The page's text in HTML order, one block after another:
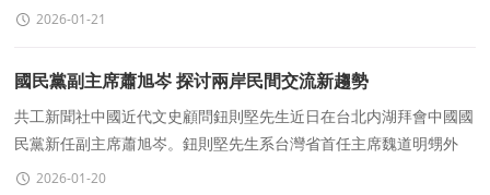
安法”，被押往高雄偵訊，檢察官今天訊後迅
2026-01-21
國民黨副主席蕭旭岑 探讨兩岸民間交流新趨勢
共工新聞社中國近代文史顧問鈕則堅先生近日在台北内湖拜會中國國
民黨新任副主席蕭旭岑。鈕則堅先生系台灣省首任主席魏道明甥外
孫、祖籍江西九江的抗日名将鈕先銘之子。
2026-01-20